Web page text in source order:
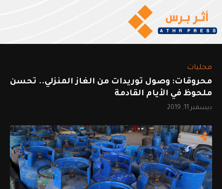
محليات
محروقات: وصول توريدات من الغاز المنزلي.. تحسن
ملحوظ في الأيام القادمة
ديسمبر 11, 2019